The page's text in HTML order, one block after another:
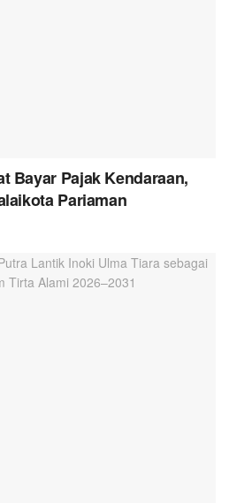
Bayar Pajak Kendaraan,
Pariaman